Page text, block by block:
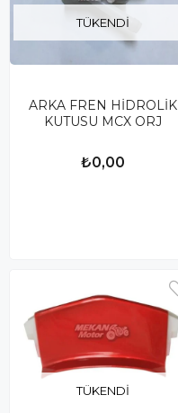
TÜKENDI
ARKA FREN HİDROLİK
KUTUSU MCX ORJ
₺0,00
TÜKENDI